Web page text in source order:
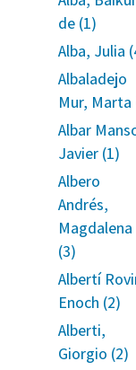
de (1)
Alba, Julia
Albaladejo
Mur, Marta
Albar
Javier (1)
Albero
Andrés,
Magdalena
(3)
Albertí
Enoch (2)
Alberti,
Giorgio (2)